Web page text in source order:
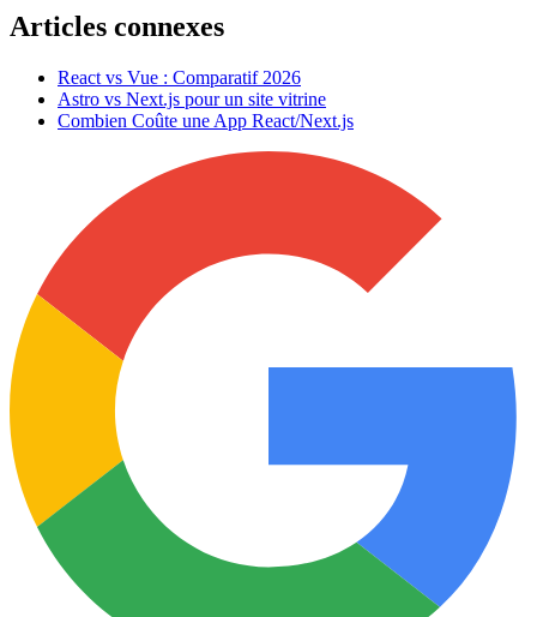
Articles connexes
React vs Vue : Comparatif 2026
Astro vs Next.js pour un site vitrine
Combien Coûte une App React/Next.js